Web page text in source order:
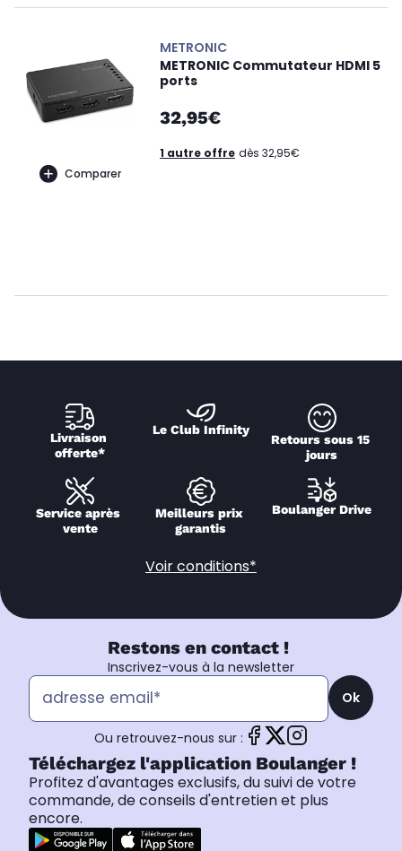
Comparer
METRONIC
METRONIC Commutateur HDMI 5
ports
32,95€
1 autre offre dès 32,95€
Livraison
offerte*
Le Club Infinity
Retours sous 15
jours
Service après
vente
Meilleurs prix
garantis
Boulanger Drive
Voir conditions*
Restons en contact !
Inscrivez-vous à la newsletter
Ok
Ou retrouvez-nous sur :
Téléchargez l'application Boulanger !
Profitez d'avantages exclusifs, du suivi de votre
commande, de conseils d'entretien et plus
encore.